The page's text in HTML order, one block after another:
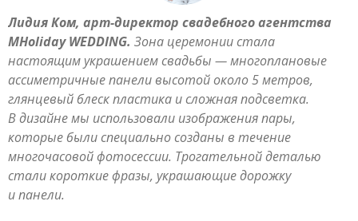
Лидия Ком, арт-директор свадебного агентства
MHoliday WEDDING. Зона церемонии стала
настоящим украшением свадьбы — многоплановые
ассиметричные панели высотой около 5 метров,
глянцевый блеск пластика и сложная подсветка.
В дизайне мы использовали изображения пары,
которые были специально созданы в течение
многочасовой фотосессии. Трогательной деталью
стали короткие фразы, украшающие дорожку
и панели.